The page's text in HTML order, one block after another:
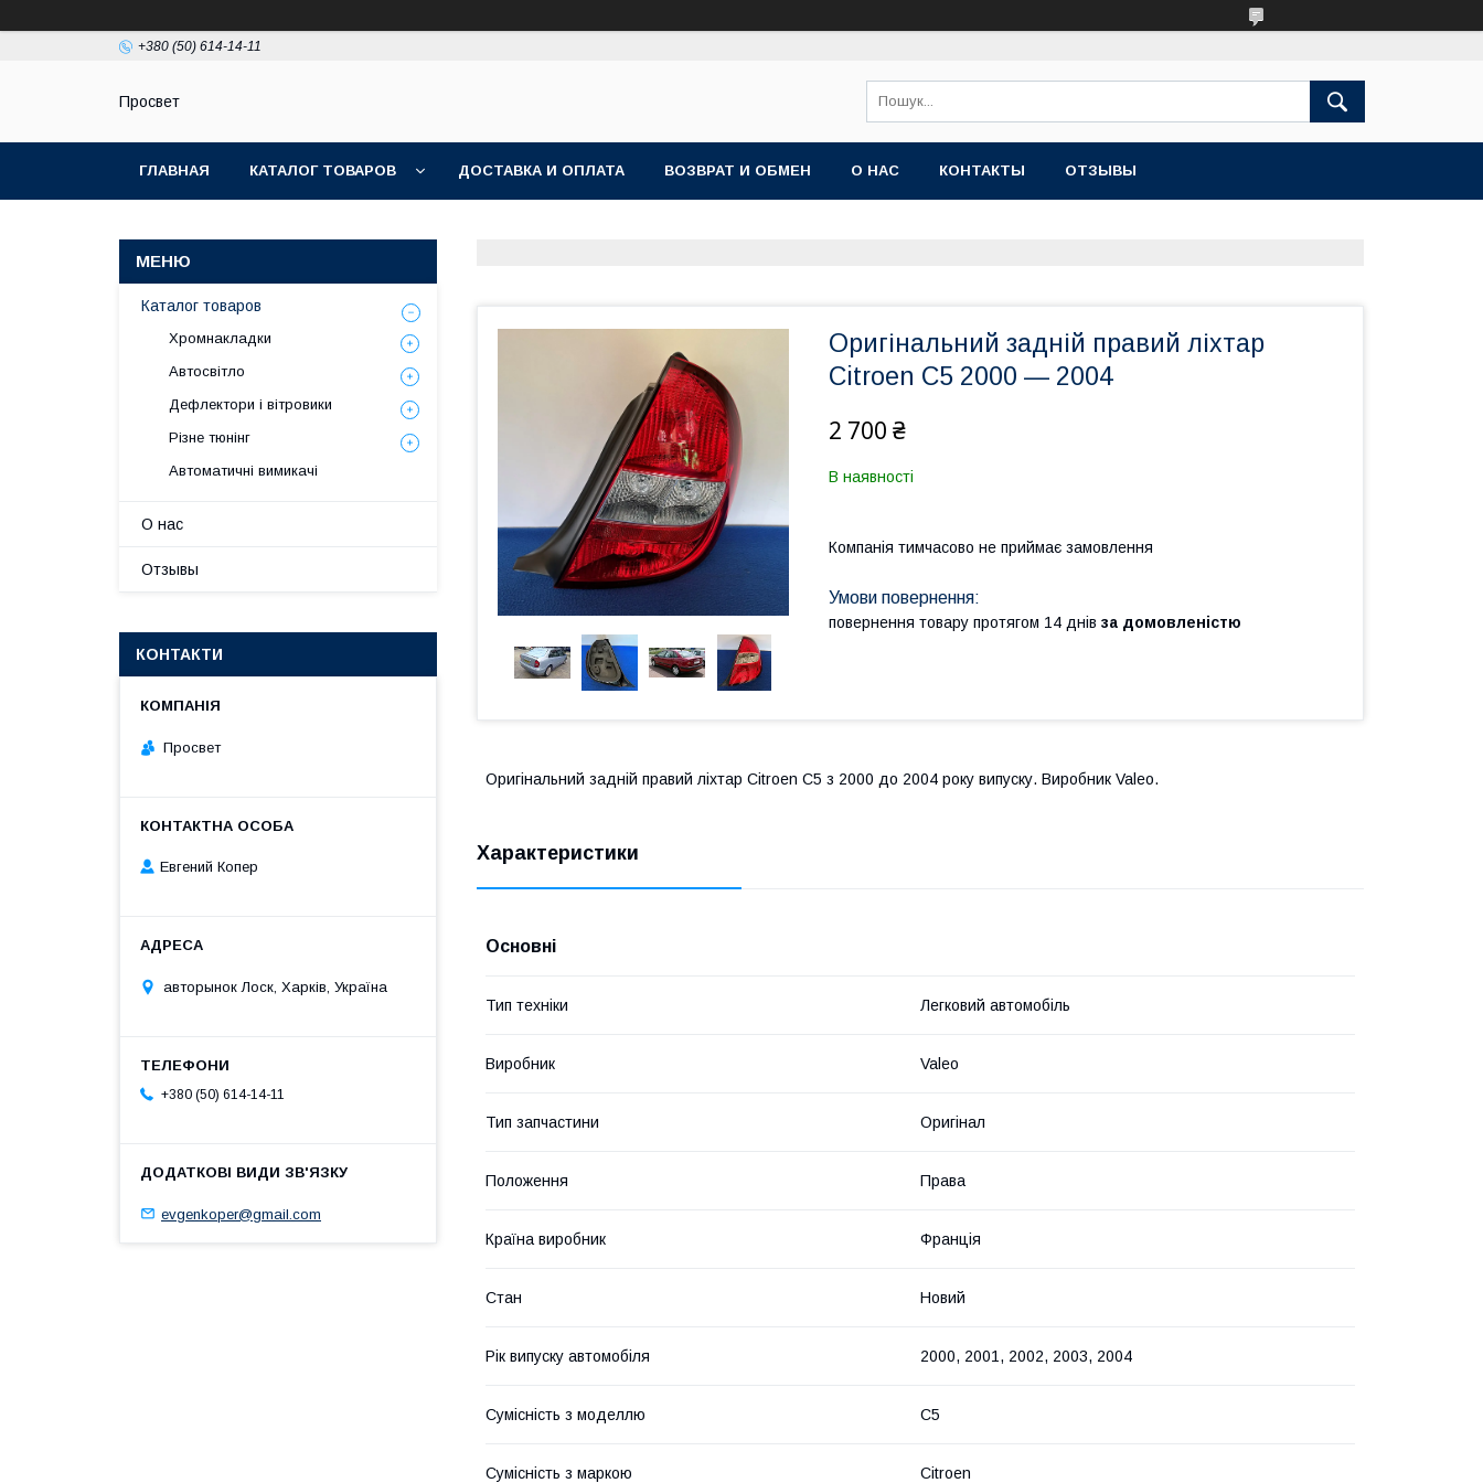
+380 (50) 614-14-11
Просвет
ГЛАВНАЯ КАТАЛОГ ТОВАРОВ ДОСТАВКА И ОПЛАТА ВОЗВРАТ И ОБМЕН О НАС КОНТАКТЫ ОТЗЫВЫ
Оригінальний задній правий ліхтар
Citroen C5 2000 — 2004
2 700 ₴
В наявності
Компанія тимчасово не приймає замовлення
повернення товару протягом 14 днів за домовленістю
Оригінальний задній правий ліхтар Citroen C5 з 2000 до 2004 року випуску. Виробник Valeo.
Характеристики
Основні
Тип техніки Легковий автомобіль
Виробник Valeo
Тип запчастини Оригінал
Положення Права
Країна виробник Франція
Стан Новий
Рік випуску автомобіля 2000, 2001, 2002, 2003, 2004
Сумісність з моделлю C5
Сумісність з маркою Citroen
Каталог товаров
Хромнакладки
Автосвітло
Дефлектори і вітровики
Різне тюнінг
Автоматичні вимикачі
О нас
Отзывы
КОНТАКТИ
Просвет
Евгений Копер
авторынок Лоск, Харків, Україна
+380 (50) 614-14-11
evgenkoper@gmail.com